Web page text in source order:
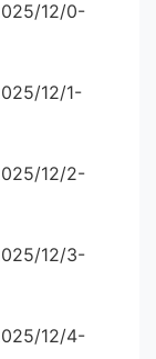
12/0-
12/1-
12/2-
12/3-
12/4-